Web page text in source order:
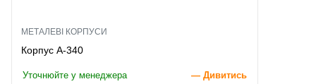
МЕТАЛЕВІ КОРПУСИ
Корпус A-340
Уточнюйте у менеджера — Дивитись